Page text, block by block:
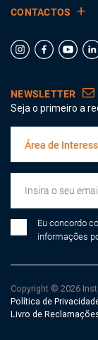
CONTACTOS
NEWSLETTER
Seja o primeiro a
Área de
Eu concordo
informações
Copyright © 2026
Política de
Livro de